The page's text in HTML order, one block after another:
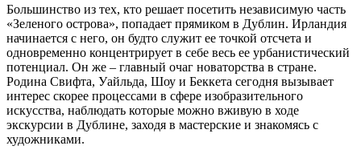
Большинство из тех, кто решает посетить независимую часть
«Зеленого острова», попадает прямиком в Дублин. Ирландия
начинается с него, он будто служит ее точкой отсчета и
одновременно концентрирует в себе весь ее урбанистический
потенциал. Он же – главный очаг новаторства в стране.
Родина Свифта, Уайльда, Шоу и Беккета сегодня вызывает
интерес скорее процессами в сфере изобразительного
искусства, наблюдать которые можно вживую в ходе
экскурсии в Дублине, заходя в мастерские и знакомясь с
художниками.